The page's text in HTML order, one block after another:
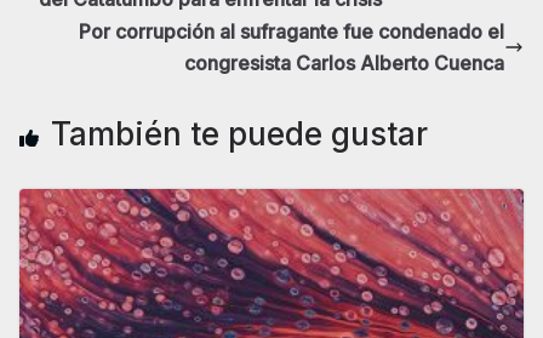
Por corrupción al sufragante fue condenado el
congresista Carlos Alberto Cuenca
También te puede gustar